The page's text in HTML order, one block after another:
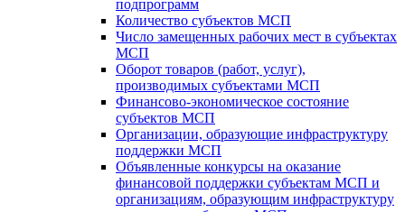
подпрограмм
Количество субъектов МСП
Число замещенных рабочих мест в субъектах
МСП
Оборот товаров (работ, услуг),
производимых субъектами МСП
Финансово-экономическое состояние
субъектов МСП
Организации, образующие инфраструктуру
поддержки МСП
Объявленные конкурсы на оказание
финансовой поддержки субъектам МСП и
организациям, образующим инфраструктуру